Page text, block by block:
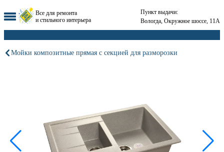
Все для ремонта
и стильного интерьера
Пункт выдачи:
Вологда, Окружное шоссе, 11А
Мойки композитные прямая с секцией для разморозки